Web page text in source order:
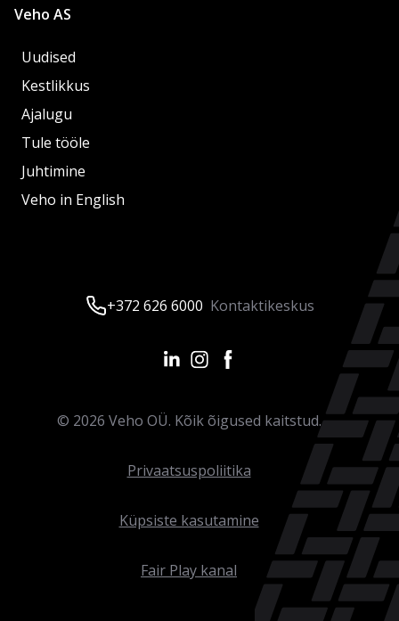
Veho AS
Uudised
Kestlikkus
Ajalugu
Tule tööle
Juhtimine
Veho in English
+372 626 6000 Kontaktikeskus
© 2026 Veho OÜ. Kõik õigused kaitstud.
Privaatsuspoliitika
Küpsiste kasutamine
Fair Play kanal